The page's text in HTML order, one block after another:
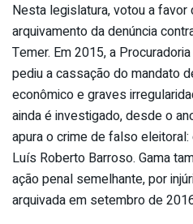
Nesta legislatura, votou a
arquivamento da denúncia
Temer. Em 2015, a
pediu a cassação do mandato
econômico e graves
ainda é investigado, desde o
apura o crime de falso
Luís Roberto Barroso. Gama
ação penal semelhante, por
arquivada em setembro de